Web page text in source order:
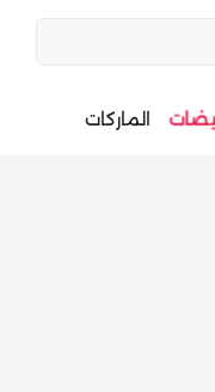
الماركات